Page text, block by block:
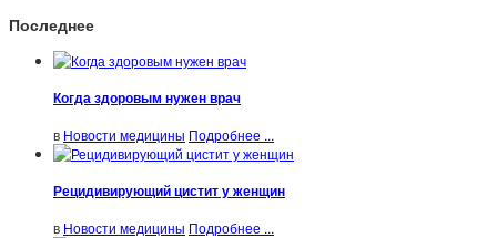
Последнее
Когда здоровым нужен врач
в Новости медицины Подробнее ...
Рецидивирующий цистит у женщин
в Новости медицины Подробнее ...